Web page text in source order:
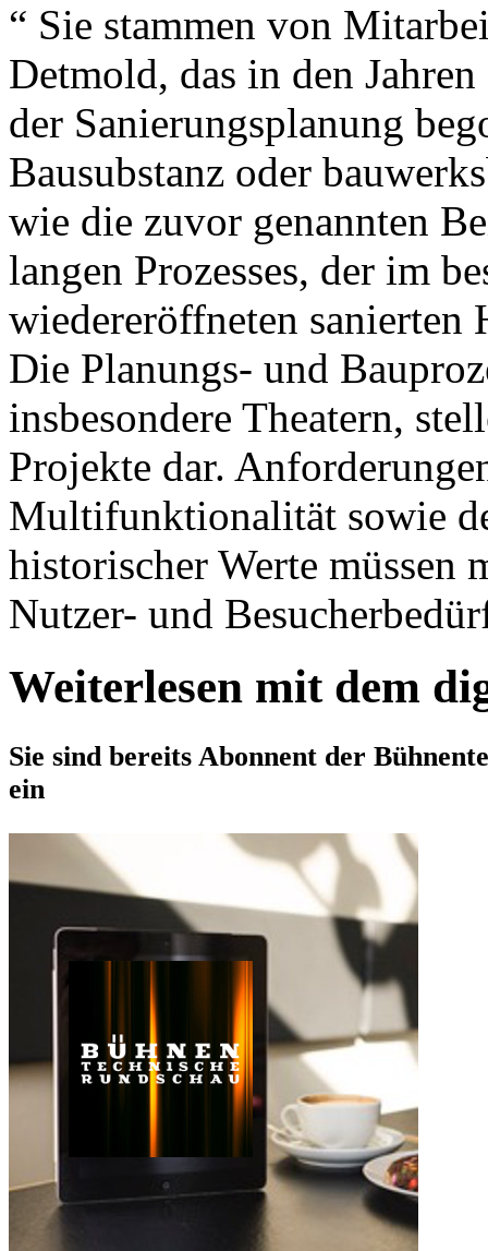
“ Sie stammen von
Detmold, das in den
der Sanierungsplanung
Bausubstanz oder
wie die zuvor genannten
langen Prozesses, der im
wiedereröffneten sanierten
Die Planungs- und
insbesondere Theatern,
Projekte dar.
Multifunktionalität sowie
historischer Werte müssen
Nutzer- und
Weiterlesen mit dem
Sie sind bereits Abonnent der
ein